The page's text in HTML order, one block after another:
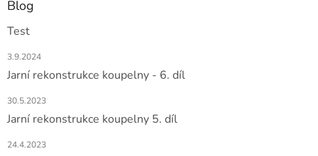
Blog
Test
3.9.2024
Jarní rekonstrukce koupelny - 6. díl
30.5.2023
Jarní rekonstrukce koupelny 5. díl
24.4.2023